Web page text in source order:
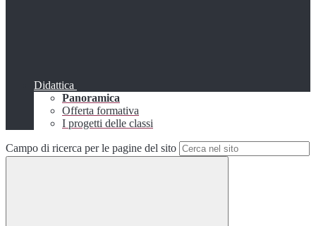
Didattica
Panoramica
Offerta formativa
I progetti delle classi
Campo di ricerca per le pagine del sito